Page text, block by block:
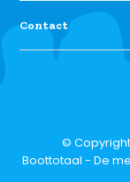
Contact
©
Boottotaal - De